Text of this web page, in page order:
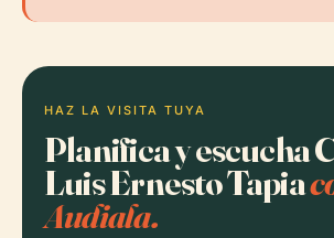
HAZ LA VISITA TUYA
Planifica y escucha
Luis Ernesto Tapia
Audiala.